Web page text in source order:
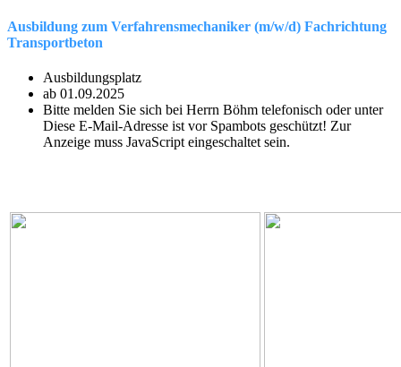
Ausbildung zum Verfahrensmechaniker (m/w/d) Fachrichtung
Transportbeton
Ausbildungsplatz
ab 01.09.2025
Bitte melden Sie sich bei Herrn Böhm telefonisch oder unter
Diese E-Mail-Adresse ist vor Spambots geschützt! Zur
Anzeige muss JavaScript eingeschaltet sein.